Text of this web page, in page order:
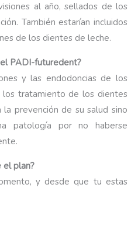
al año, sellados de los
También estarían incluidos
de los dientes de leche.
PADI-futuredent?
y las endodoncias de los
los tratamiento de los dientes
prevención de su salud sino
patología por no haberse
el plan?
y desde que tu estas